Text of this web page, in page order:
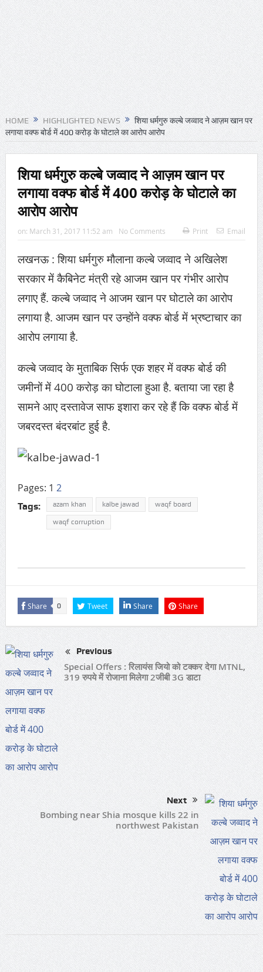
HOME HIGHLIGHTED NEWS
शिया धर्मगुरु कल्बे जव्वाद ने आज़म खान पर
लगाया वक्फ बोर्ड में 400 करोड़ के घोटाले का आरोप आरोप
शिया धर्मगुरु कल्बे जव्वाद ने आज़म खान पर
लगाया वक्फ बोर्ड में 400 करोड़ के घोटाले का
आरोप आरोप
on: March 31, 2017 11:52 am No Comments Print Email
लखनऊ : शिया धर्मगुरु मौलाना कल्बे जव्वाद ने अखिलेश
सरकार में कैबिनेट मंत्री रहे आजम खान पर गंभीर आरोप
लगाए हैं. कल्बे जव्वाद ने आजम खान पर घोटाले का आरोप
लगाया है. आजम खान पर उन्होंने वक्फ बोर्ड में भ्रष्टाचार का
आरोप लगाया है.
कल्बे जव्वाद के मुताबिक सिर्फ एक शहर में वक्फ बोर्ड की
जमीनों में 400 करोड़ का घोटाला हुआ है. बताया जा रहा है
सामने आए दस्तावेज साफ इशारा कर रहे हैं कि वक्फ बोर्ड में
जबरदस्त बंदरबांट हुई है.
Pages: 1 2
Tags: azam khan kalbe jawad waqf board
waqf corruption
Share 0 Tweet Share Share
Previous
Special Offers : रिलायंस जियो को टक्‍कर देगा MTNL,
319 रुपये में रोजाना मिलेगा 2जीबी 3G डाटा
Next
Bombing near Shia mosque kills 22 in
northwest Pakistan